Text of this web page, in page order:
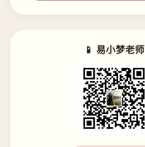
📱 易小梦老师